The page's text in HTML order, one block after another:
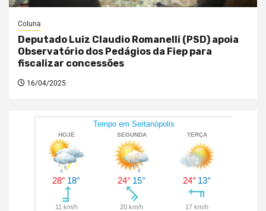
Coluna
Deputado Luiz Claudio Romanelli (PSD) apoia
Observatório dos Pedágios da Fiep para
fiscalizar concessões
16/04/2025